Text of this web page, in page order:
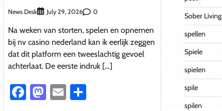
News Desk July 29, 2026 0
Na weken van storten, spelen en opnemen
bij nv casino nederland kan ik eerlijk zeggen
dat dit platform een tweeslachtig gevoel
achterlaat. De eerste indruk […]
Facebook
Mastodon
EmailShare
Sober Living
spellen
Spiele
spielen
spile
spilen